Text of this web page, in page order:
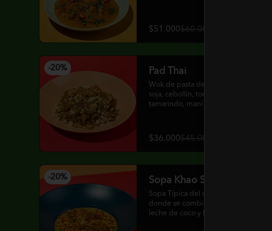
$51.000$60.000
-20% Pad Thai
Wok de pasta de arroz, brotes de
soja, cebollín, tortilla de huevo,
tamarindo, maní y cilantro.
$36.000$45.000
-20% Sopa Khao Soi
Sopa Típica del norte de Tailandia
donde se combina el pollo, curry,
leche de coco y los ﬁdeos.